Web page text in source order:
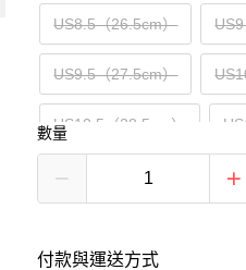
US8.5（26.5cm）
US9.5（27.5cm）
US10.5（28.5cm）
US12（30cm） US13
數量
付款與運送方式